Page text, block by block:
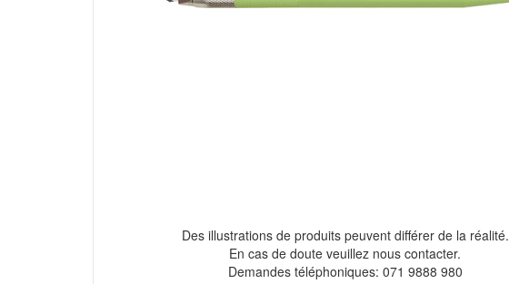
Des illustrations de produits peuvent différer de la réalité.
En cas de doute veuillez nous contacter.
Demandes téléphoniques: 071 9888 980